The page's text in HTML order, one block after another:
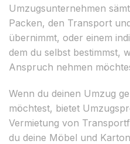
Umzugsunternehmen
Packen, den Transport
übernimmt, oder einem
dem du selbst bestimmst,
Anspruch nehmen
Wenn du deinen Umzug
möchtest, bietet
Vermietung von
du deine Möbel und